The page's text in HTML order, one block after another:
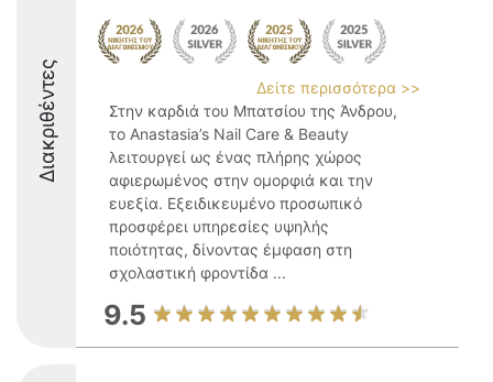
Διακριθέντες
Δείτε περισσότερα >>
Στην καρδιά του Μπατσίου της Άνδρου,
το Anastasia’s Nail Care & Beauty
λειτουργεί ως ένας πλήρης χώρος
αφιερωμένος στην ομορφιά και την
ευεξία. Εξειδικευμένο προσωπικό
προσφέρει υπηρεσίες υψηλής
ποιότητας, δίνοντας έμφαση στη
σχολαστική φροντίδα ...
9.5